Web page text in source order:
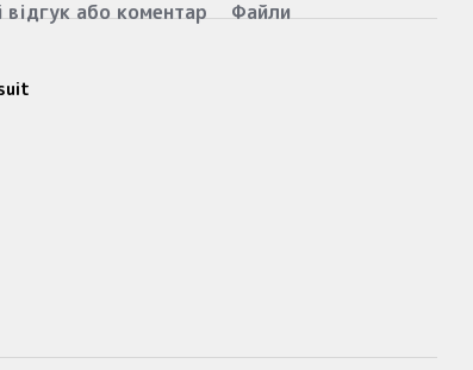
відгук або коментар
Файли